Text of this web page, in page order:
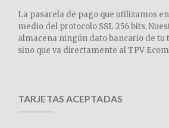
La pasarela de pago que utilizamos
medio del protocolo SSL 256 bits.
almacena ningún dato bancario de tu
sino que va directamente al TPV
TARJETAS ACEPTADAS